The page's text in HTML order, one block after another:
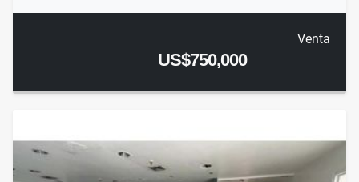
Venta
US$750,000